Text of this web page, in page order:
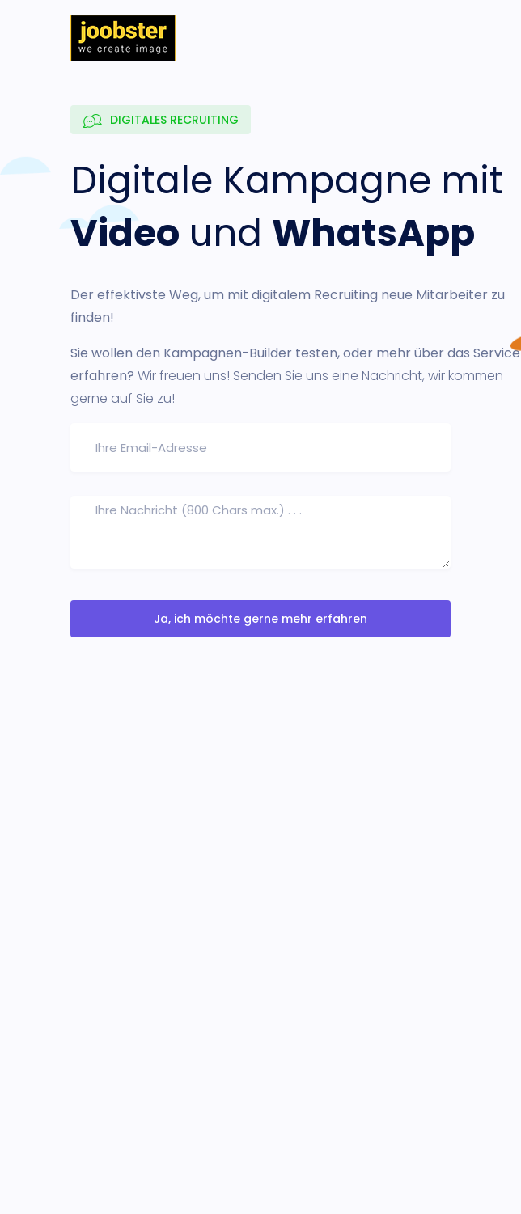
DIGITALES RECRUITING
Digitale Kampagne mit
Video und WhatsApp
Der effektivste Weg, um mit digitalem Recruiting neue Mitarbeiter zu
finden!
Sie wollen den Kampagnen-Builder testen, oder mehr über das Service
erfahren? Wir freuen uns! Senden Sie uns eine Nachricht, wir kommen
gerne auf Sie zu!
Ja, ich möchte gerne mehr erfahren